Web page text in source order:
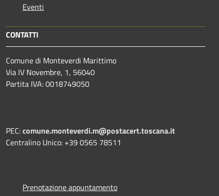
Eventi
CONTATTI
Comune di Monteverdi Marittimo
Via IV Novembre, 1, 56040
Partita IVA: 0018749050
PEC:comune.monteverdi.m@postacert.toscana.it
Centralino Unico: +39 0565 78511
Prenotazione appuntamento